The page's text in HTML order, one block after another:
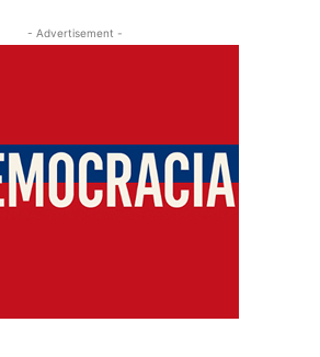
- Advertisement -